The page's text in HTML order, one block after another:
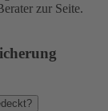
zur Seite.